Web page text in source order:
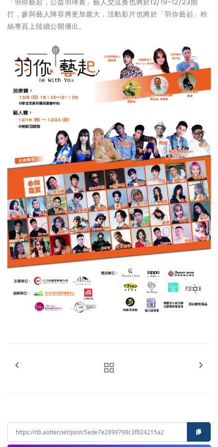
打，參與藝人陣容將更加龐大，活動影片也將於「羽你藝起」粉
絲專頁上陸續公開播出。